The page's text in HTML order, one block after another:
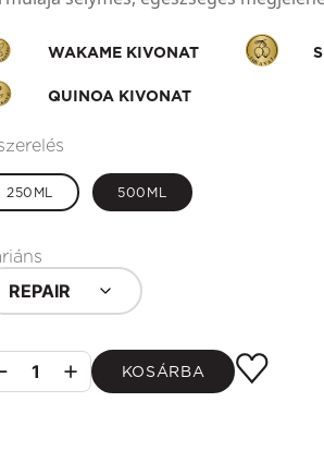
WAKAME KIVONAT
QUINOA KIVONAT
250ML 500ML
REPAIR
1 KOSÁRBA